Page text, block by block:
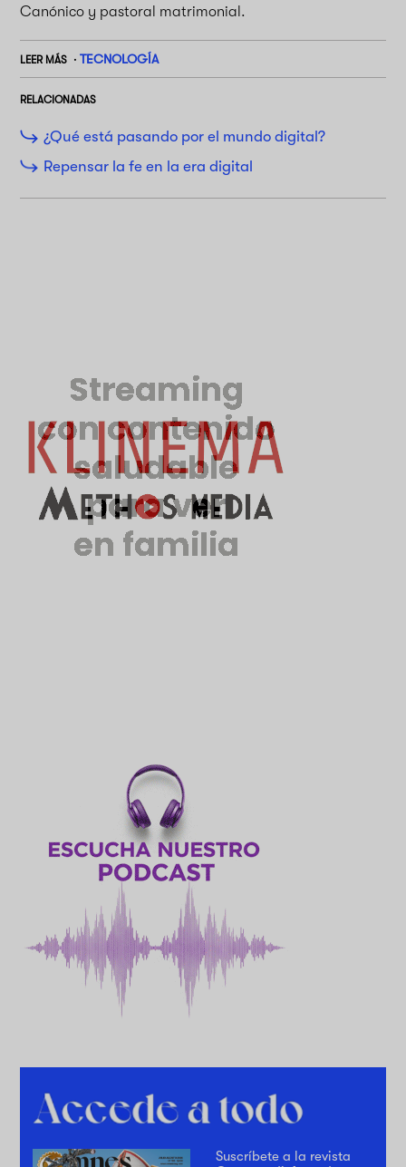
Canónico y pastoral matrimonial.
LEER MÁS TECNOLOGÍA
RELACIONADAS
¿Qué está pasando por el mundo digital?
Repensar la fe en la era digital
Suscríbete a la revista